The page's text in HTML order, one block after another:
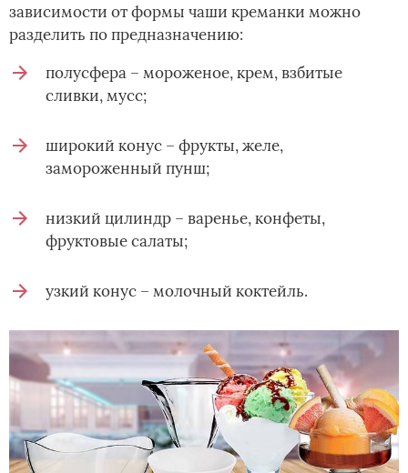
зависимости от формы чаши креманки можно
разделить по предназначению:
полусфера – мороженое, крем, взбитые
сливки, мусс;
широкий конус – фрукты, желе,
замороженный пунш;
низкий цилиндр – варенье, конфеты,
фруктовые салаты;
узкий конус – молочный коктейль.